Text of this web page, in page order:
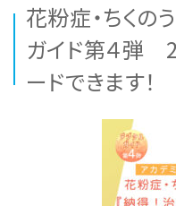
花粉症・ちくの
ガイド第４弾
ードできます！